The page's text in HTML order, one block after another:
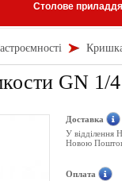
Столове приладдя
GN 1/
Доставка
У відділення
Новою Поштою
Оплата